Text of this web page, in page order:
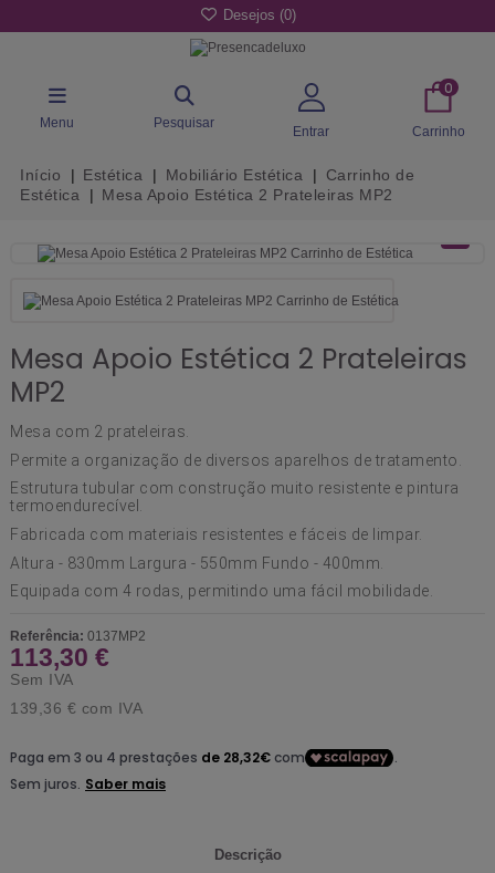
Desejos (0)
Menu Pesquisar
Entrar
0
Carrinho
Início Estética Mobiliário Estética
Carrinho de
Estética
Mesa Apoio Estética 2 Prateleiras MP2
Mesa Apoio Estética 2 Prateleiras
MP2
Mesa com 2 prateleiras.
Permite a organização de diversos aparelhos de tratamento.
Estrutura tubular com construção muito resistente e pintura
termoendurecível.
Fabricada com materiais resistentes e fáceis de limpar.
Altura - 830mm Largura - 550mm Fundo - 400mm.
Equipada com 4 rodas, permitindo uma fácil mobilidade.
Referência: 0137MP2
113,30 €
Sem IVA
139,36 € com IVA
Descrição